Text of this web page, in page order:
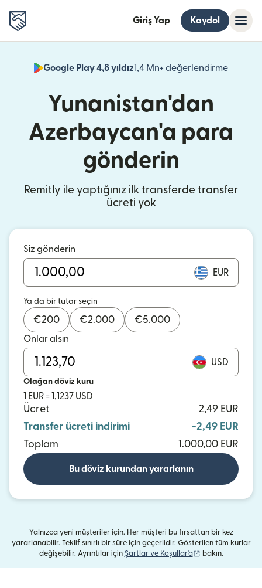
Giriş Yap Kaydol
Google Play 4,8 yıldız1,4 Mn+ değerlendirme
Yunanistan'dan
Azerbaycan'a para
gönderin
Remitly ile yaptığınız ilk transferde transfer
ücreti yok
Siz gönderin
EUR
Ya da bir tutar seçin
€200 €2.000 €5.000
Onlar alsın
USD
Olağan döviz kuru
1 EUR = 1,1237 USD
Ücret
2,49 EUR
Transfer ücreti indirimi
-2,49 EUR
Toplam
1.000,00 EUR
Bu döviz kurundan yararlanın
Yalnızca yeni müşteriler için. Her müşteri bu fırsattan bir kez
yararlanabilir. Teklif sınırlı bir süre için geçerlidir. Gösterilen tüm kurlar
değişebilir. Ayrıntılar için Şartlar ve Koşullar'a (yeni pencerede
bakın.